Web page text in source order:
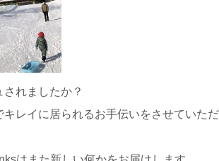
れましたか？
キレイに居られるお手伝いをさせていただ